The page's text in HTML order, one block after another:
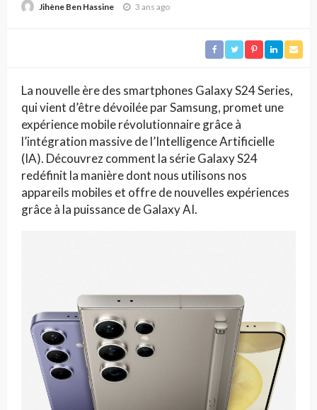
Jihène Ben Hassine 3 ans ago
La nouvelle ère des smartphones Galaxy S24 Series,
qui vient d’être dévoilée par Samsung, promet une
expérience mobile révolutionnaire grâce à
l’intégration massive de l’Intelligence Artificielle
(IA). Découvrez comment la série Galaxy S24
redéfinit la manière dont nous utilisons nos
appareils mobiles et offre de nouvelles expériences
grâce à la puissance de Galaxy AI.